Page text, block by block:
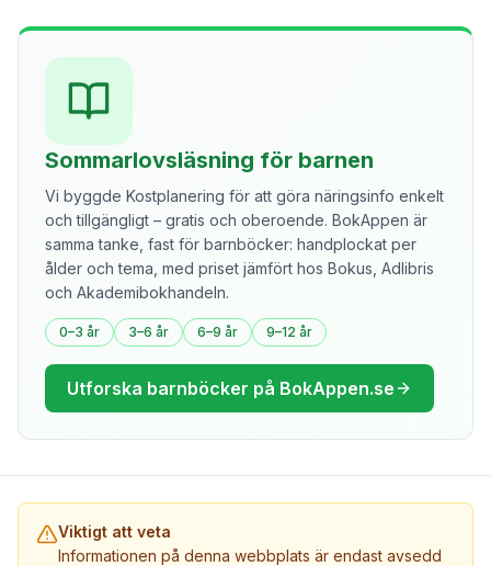
Sommarlovsläsning för barnen
Vi byggde Kostplanering för att göra näringsinfo enkelt
och tillgängligt – gratis och oberoende. BokAppen är
samma tanke, fast för barnböcker: handplockat per
ålder och tema, med priset jämfört hos Bokus, Adlibris
och Akademibokhandeln.
0–3 år 3–6 år 6–9 år 9–12 år
Utforska barnböcker på BokAppen.se
Viktigt att veta
Informationen på denna webbplats är endast avsedd